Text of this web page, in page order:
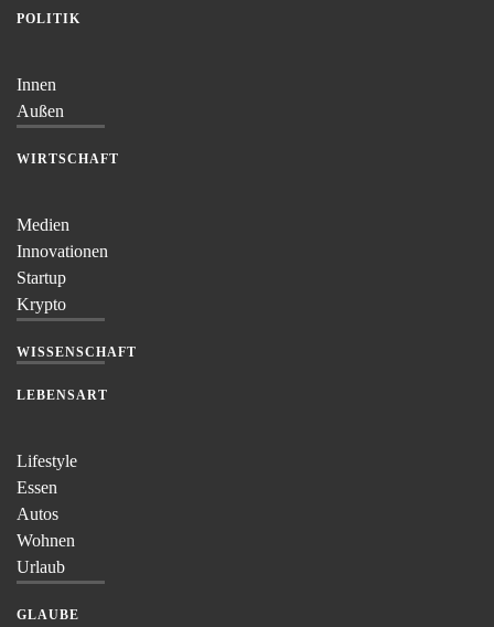
POLITIK
Innen
Außen
WIRTSCHAFT
Medien
Innovationen
Startup
Krypto
WISSENSCHAFT
LEBENSART
Lifestyle
Essen
Autos
Wohnen
Urlaub
GLAUBE